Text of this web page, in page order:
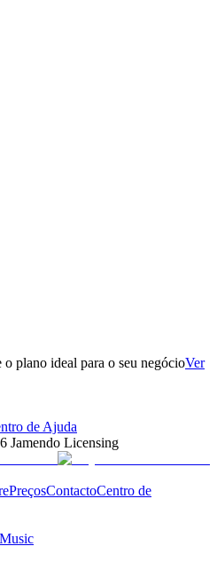
o plano ideal para o seu negócioVer
de Ajuda
Jamendo Licensing
PreçosContactoCentro de